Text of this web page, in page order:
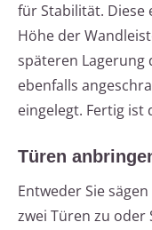
für Stabilität. Diese
Höhe der
späteren Lagerung
ebenfalls
eingelegt. Fertig ist
Türen
Entweder Sie
zwei Türen zu oder